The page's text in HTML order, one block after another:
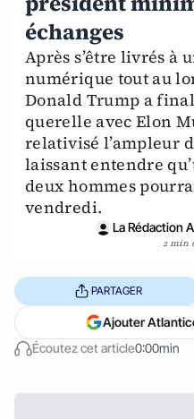
échanges
Après s’être livrés à
numérique tout au
Donald Trump a
querelle avec Elon
relativisé l’ampleur
laissant entendre
deux hommes
vendredi.
La Rédaction
2 min
Écoutez cet article0:00min
PARTAGER
Ajouter